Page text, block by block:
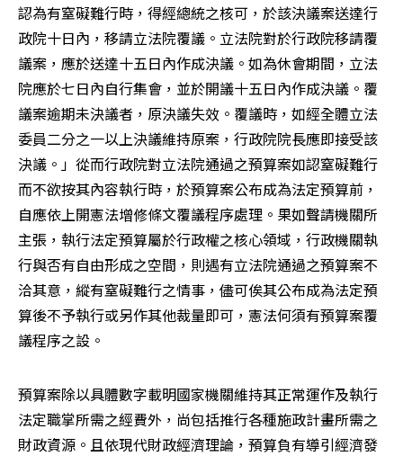
認為有窒礙難行時，得經總統之核可，於該決議案送達行
政院十日內，移請立法院覆議。立法院對於行政院移請覆
議案，應於送達十五日內作成決議。如為休會期間，立法
院應於七日內自行集會，並於開議十五日內作成決議。覆
議案逾期未決議者，原決議失效。覆議時，如經全體立法
委員二分之一以上決議維持原案，行政院院長應即接受該
決議。」從而行政院對立法院通過之預算案如認窒礙難行
而不欲按其內容執行時，於預算案公布成為法定預算前，
自應依上開憲法增修條文覆議程序處理。果如聲請機關所
主張，執行法定預算屬於行政權之核心領域，行政機關執
行與否有自由形成之空間，則遇有立法院通過之預算案不
洽其意，縱有窒礙難行之情事，儘可俟其公布成為法定預
算後不予執行或另作其他裁量即可，憲法何須有預算案覆
議程序之設。
預算案除以具體數字載明國家機關維持其正常運作及執行
法定職掌所需之經費外，尚包括推行各種施政計畫所需之
財政資源。且依現代財政經濟理論，預算負有導引經濟發